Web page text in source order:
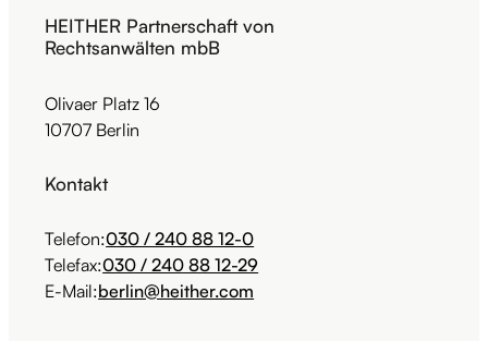
HEITHER Partnerschaft von
Rechtsanwälten mbB
Olivaer Platz 16
10707 Berlin
Kontakt
Telefon:030 / 240 88 12-0
Telefax:030 / 240 88 12-29
E-Mail:berlin@heither.com